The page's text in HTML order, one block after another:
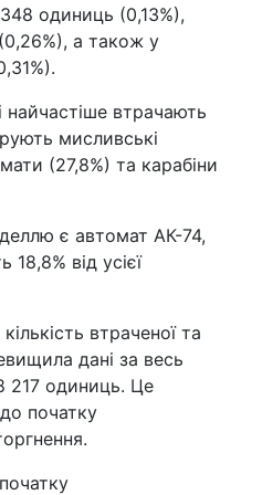
348 одиниць (0,13%),
а також у
найчастіше втрачають
мисливські
(27,8%) та карабіни
є автомат АК-74,
18,8% від усієї
втраченої та
дані за весь
217 одиниць. Це
початку